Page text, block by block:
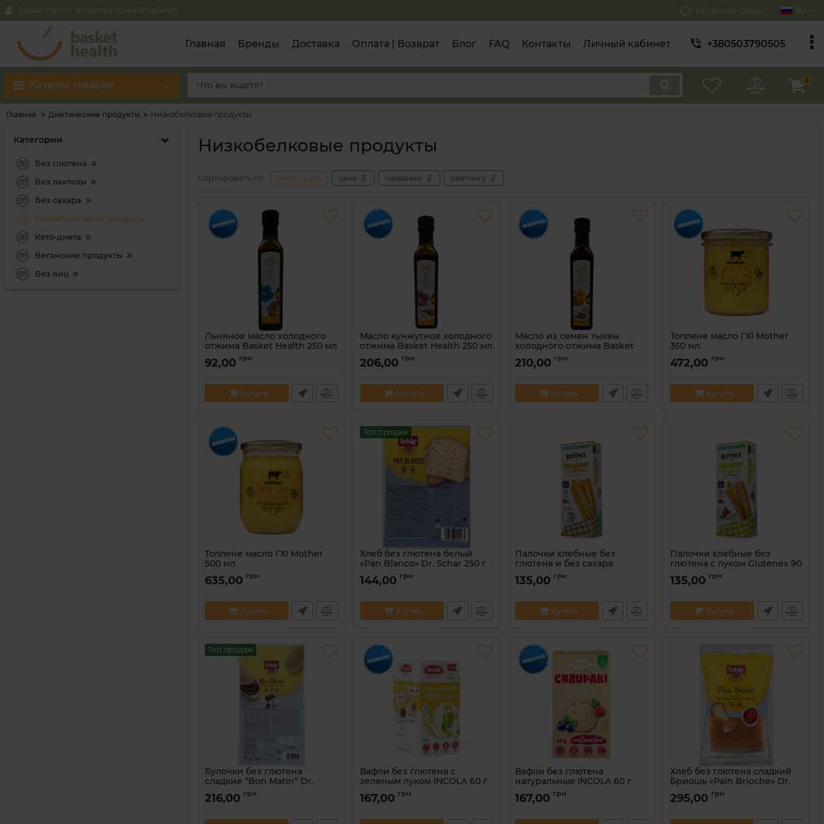
Здравствуйте, войдите в личный кабинет Обратная связь Ru
Главная Бренды Доставка Оплата | Возврат Блог FAQ Контакты Личный кабинет +380503790505
Каталог товаров 0
Главная Диетические продукты Низкобелковые продукты
Категории
Без глютена
Без лактозы
Без сахара
Низкобелковые продукты
Кето-диета
Веганские продукты
Без яиц
Низкобелковые продукты
Сортировать по: умолчанию цене названию рейтингу
Льняное масло холодного
отжима Basket Health 250 мл
Артикул: 4820299060013
92,00 грн
Купить
Масло кунжутное холодного
отжима Basket Health 250 мл
Артикул: 4820299060020
206,00 грн
Купить
Масло из семян тыквы
холодного отжима Basket
Health 250 мл
Артикул: 4820299060037
210,00 грн
Купить
Топлене масло ГХІ Mother
350 мл
Артикул: 4820216760491
472,00 грн
Купить
Топлене масло ГХІ Mother
500 мл
Артикул: 4820216760088
635,00 грн
Купить
Топ продаж
Хлеб без глютена белый
«Pan Blanco» Dr. Schar 250 г
Артикул: 8008698024065
144,00 грн
Купить
Палочки хлебные без
глютена и без сахара
Glutenex 90 г
Артикул: 5901866005701
135,00 грн
Купить
Палочки хлебные без
глютена с луком Glutenex 90
Артикул: 5901866005763
135,00 грн
Купить
Топ продаж
Булочки без глютена
сладкие “Bon Matin” Dr.
Schar 200 г
Артикул: 8008698001059
216,00 грн
Вафли без глютена с
зеленым луком INCOLA 60 г
Артикул: 5902431591254
167,00 грн
Вафли без глютена
натуральные INCOLA 60 г
Артикул: 5902431594194
167,00 грн
Хлеб без глютена сладкий
Бриошь «Pain Brioche» Dr.
Schar 370 г
Артикул: 8008698006511
295,00 грн